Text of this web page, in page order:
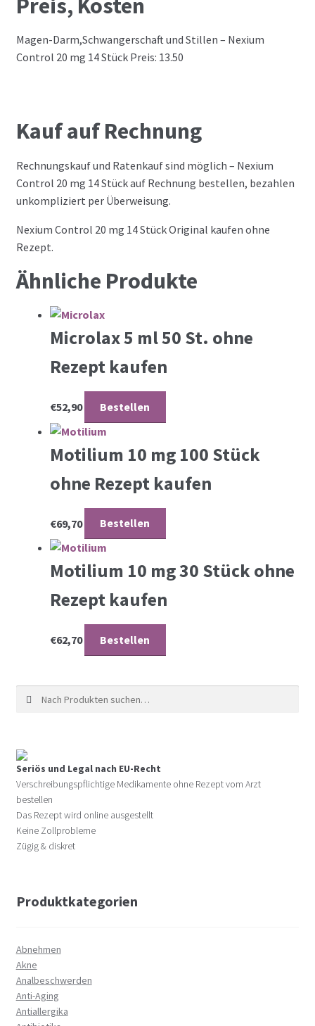
Magen-Darm,Schwangerschaft und Stillen – Nexium
Control 20 mg 14 Stück Preis: 13.50
Kauf auf Rechnung
Rechnungskauf und Ratenkauf sind möglich – Nexium
Control 20 mg 14 Stück auf Rechnung bestellen, bezahlen
unkompliziert per Überweisung.
Nexium Control 20 mg 14 Stück Original kaufen ohne
Rezept.
Ähnliche Produkte
Microlax 5 ml 50 St. ohne
Rezept kaufen
€52,90 Bestellen
Motilium 10 mg 100 Stück
ohne Rezept kaufen
€69,70 Bestellen
Motilium 10 mg 30 Stück ohne
Rezept kaufen
€62,70 Bestellen
Suche nach:
Seriös und Legal nach EU-Recht
Verschreibungspflichtige Medikamente ohne Rezept vom Arzt
bestellen
Das Rezept wird online ausgestellt
Keine Zollprobleme
Zügig & diskret
Produktkategorien
Abnehmen
Akne
Analbeschwerden
Anti-Aging
Antiallergika